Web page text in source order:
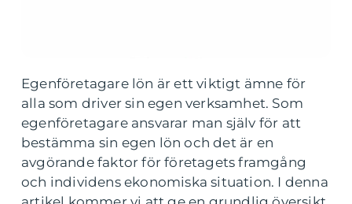
Egenföretagare lön är ett viktigt ämne för
alla som driver sin egen verksamhet. Som
egenföretagare ansvarar man själv för att
bestämma sin egen lön och det är en
avgörande faktor för företagets framgång
och individens ekonomiska situation. I denna